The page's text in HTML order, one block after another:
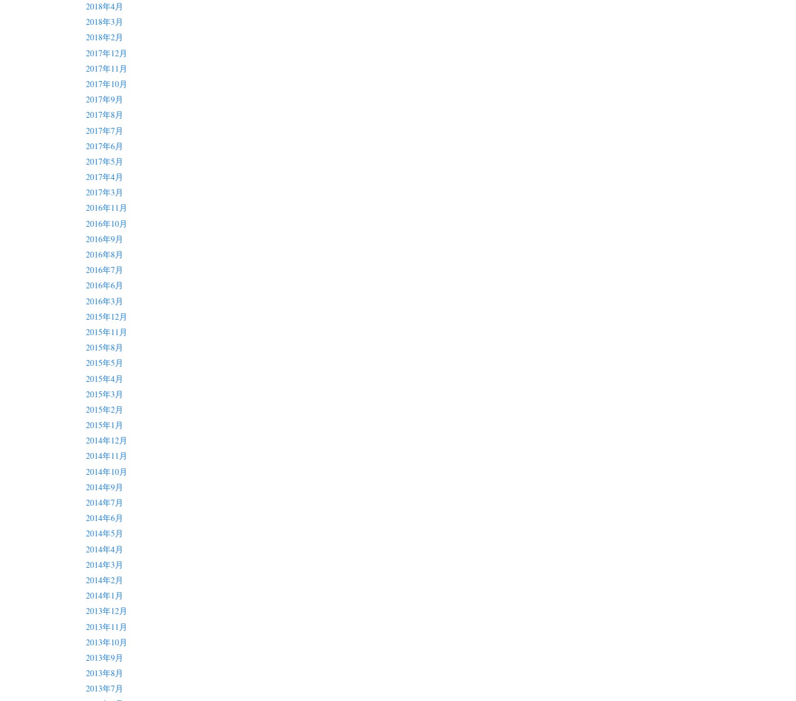
2018年4月
2018年3月
2018年2月
2017年12月
2017年11月
2017年10月
2017年9月
2017年8月
2017年7月
2017年6月
2017年5月
2017年4月
2017年3月
2016年11月
2016年10月
2016年9月
2016年8月
2016年7月
2016年6月
2016年3月
2015年12月
2015年11月
2015年8月
2015年5月
2015年4月
2015年3月
2015年2月
2015年1月
2014年12月
2014年11月
2014年10月
2014年9月
2014年7月
2014年6月
2014年5月
2014年4月
2014年3月
2014年2月
2014年1月
2013年12月
2013年11月
2013年10月
2013年9月
2013年8月
2013年7月